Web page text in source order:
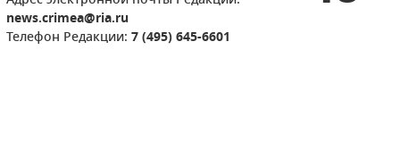
news.crimea@ria.ru
Телефон Редакции: 7 (495) 645-6601